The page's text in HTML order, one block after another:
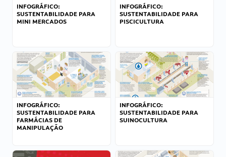
INFOGRÁFICO:
SUSTENTABILIDADE PARA
MINI MERCADOS
INFOGRÁFICO:
SUSTENTABILIDADE PARA
PISCICULTURA
INFOGRÁFICO:
SUSTENTABILIDADE PARA
FARMÁCIAS DE
MANIPULAÇÃO
INFOGRÁFICO:
SUSTENTABILIDADE PARA
SUINOCULTURA